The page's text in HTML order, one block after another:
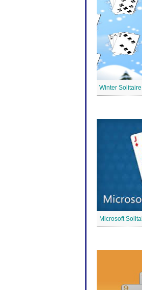
Winter Solitaire
Microsoft